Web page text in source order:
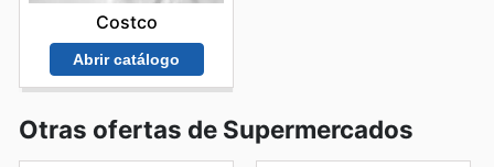
Costco
Abrir catálogo
Otras ofertas de Supermercados